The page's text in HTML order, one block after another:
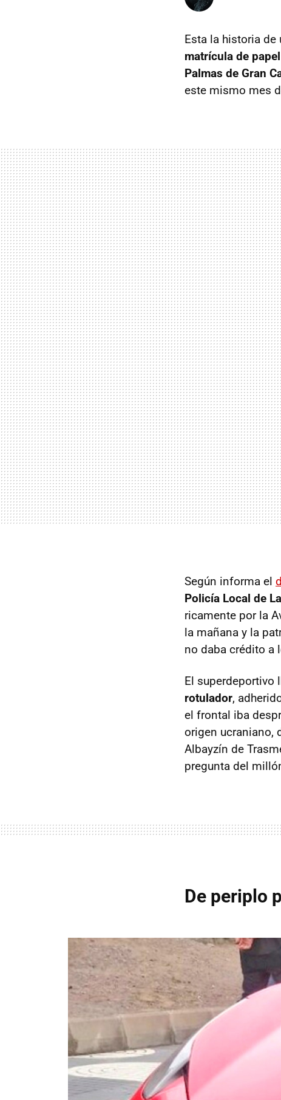
Esta la historia de
matrícula de
Palmas de Gran
este mismo mes
Según informa el
Policía Local de
ricamente por la
la mañana y la
no daba crédito a
El superdeportivo
rotulador,
el frontal iba
origen ucraniano,
Albayzín de
pregunta del
De periplo